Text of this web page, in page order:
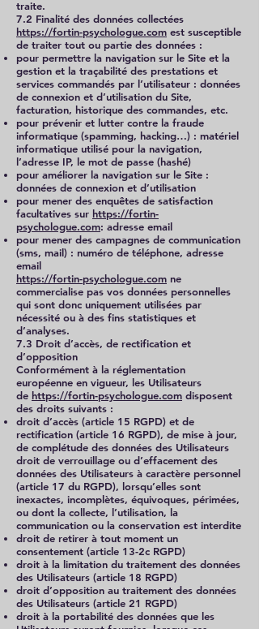
traite.
7.2 Finalité des données collectées
https://fortin-psychologue.com est susceptible
de traiter tout ou partie des données :
pour permettre la navigation sur le Site et la
gestion et la traçabilité des prestations et
services commandés par l’utilisateur : données
de connexion et d’utilisation du Site,
facturation, historique des commandes, etc.
pour prévenir et lutter contre la fraude
informatique (spamming, hacking…) : matériel
informatique utilisé pour la navigation,
l’adresse IP, le mot de passe (hashé)
pour améliorer la navigation sur le Site :
données de connexion et d’utilisation
pour mener des enquêtes de satisfaction
facultatives sur https://fortin-
psychologue.com: adresse email
pour mener des campagnes de communication
(sms, mail) : numéro de téléphone, adresse
email
https://fortin-psychologue.com ne
commercialise pas vos données personnelles
qui sont donc uniquement utilisées par
nécessité ou à des fins statistiques et
d’analyses.
7.3 Droit d’accès, de rectification et
d’opposition
Conformément à la réglementation
européenne en vigueur, les Utilisateurs
de https://fortin-psychologue.com disposent
des droits suivants :
droit d’accès (article 15 RGPD) et de
rectification (article 16 RGPD), de mise à jour,
de complétude des données des Utilisateurs
droit de verrouillage ou d’effacement des
données des Utilisateurs à caractère personnel
(article 17 du RGPD), lorsqu’elles sont
inexactes, incomplètes, équivoques, périmées,
ou dont la collecte, l’utilisation, la
communication ou la conservation est interdite
droit de retirer à tout moment un
consentement (article 13-2c RGPD)
droit à la limitation du traitement des données
des Utilisateurs (article 18 RGPD)
droit d’opposition au traitement des données
des Utilisateurs (article 21 RGPD)
droit à la portabilité des données que les